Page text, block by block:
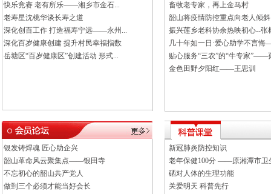
快乐竞赛 老有所乐——湘乡市金石...
老寿星沈桃华谈长寿之道
深化创百工作 打造福寿宁远——永州...
深化百岁健康创建 提升村民幸福指数
岳塘区“百岁健康区”创建活动 形式...
畜牧老专家，再上金马村
韶山将疫情防控重点向老人倾斜
振兴莲乡老科协余热映初心--张
几十年如一日·爱心助学不言
贴心服务“三农”的“牛专家”——
金色田野夕阳红——王思训
银发铸焊魂 匠心助企兴
韶山革命风云聚集点——银田寺
不忘初心的韶山共产党人
做到三个必须才能当好会长
新冠肺炎防控知识
老年保健100分 ——原湘潭市卫
硒对人体的生理功能
关爱明天 科普先行